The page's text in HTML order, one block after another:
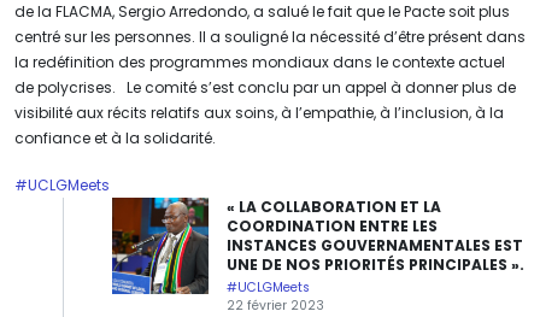
de la FLACMA, Sergio Arredondo, a salué le fait que le Pacte soit plus
centré sur les personnes. Il a souligné la nécessité d’être présent dans
la redéfinition des programmes mondiaux dans le contexte actuel
de polycrises. Le comité s’est conclu par un appel à donner plus de
visibilité aux récits relatifs aux soins, à l’empathie, à l’inclusion, à la
confiance et à la solidarité.
#UCLGMeets
« LA COLLABORATION ET LA
COORDINATION ENTRE LES
INSTANCES GOUVERNAMENTALES EST
UNE DE NOS PRIORITÉS PRINCIPALES ».
#UCLGMeets
22 février 2023